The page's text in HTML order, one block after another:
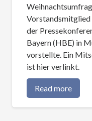
Vorstandsmitglied
der
Bayern (HBE) in
vorstellte. Ein
ist hier verlinkt.
Read more